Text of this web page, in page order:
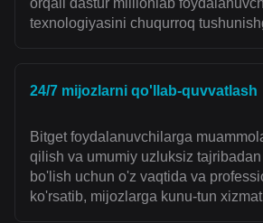
orqali dastur millionlab
texnologiyasini chuqurroq
24/7 mijozlarni qo'llab-quvvatlash
Bitget foydalanuvchilarga
qilish va umumiy uzluksiz
bo'lish uchun o'z vaqtida va
ko'rsatib, mijozlarga kunu-tun